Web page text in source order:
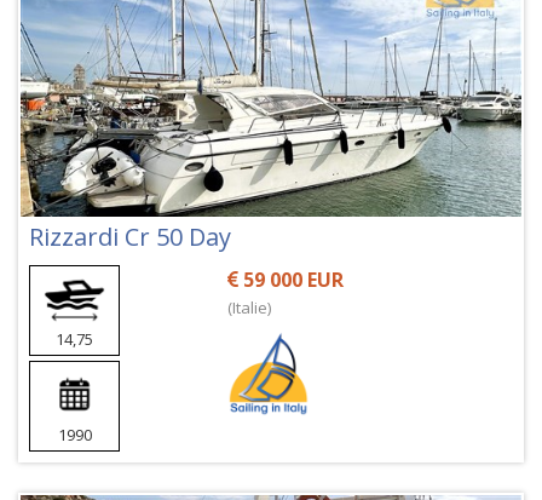
Rizzardi Cr 50 Day
14,75
1990
59 000 EUR
(Italie)